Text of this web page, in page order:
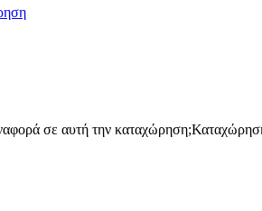
σε αυτή την καταχώρηση;